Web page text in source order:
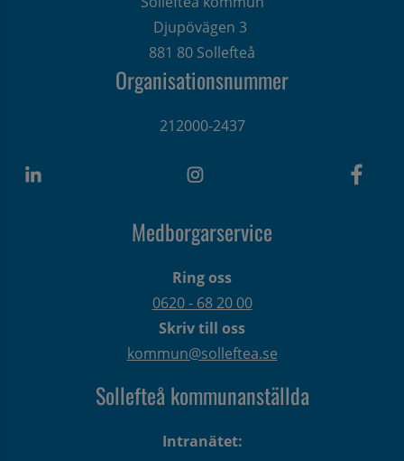
Djupövägen 3
881 80 Sollefteå
Organisationsnummer
212000-2437
Medborgarservice
Ring oss
0620 - 68 20 00
Skriv till oss
kommun@solleftea.se
Sollefteå kommunanställda
Intranätet: